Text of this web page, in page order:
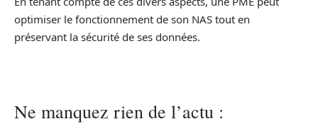
optimiser le fonctionnement de son NAS tout en
préservant la sécurité de ses données.
Ne manquez rien de l’actu :